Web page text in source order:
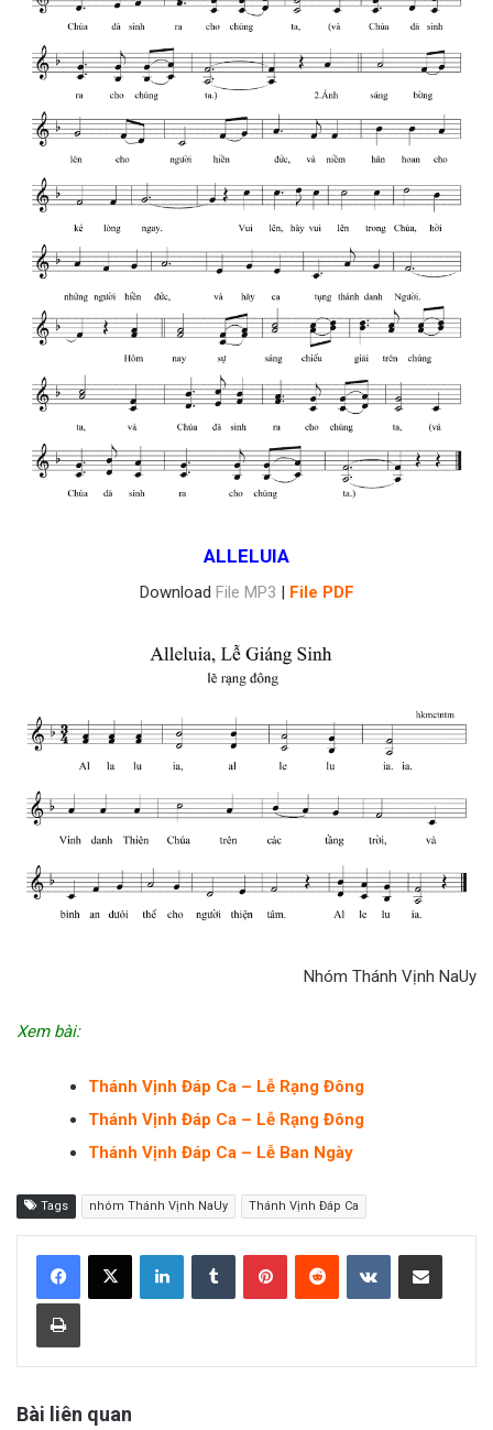
ALLELUIA
Download File MP3 | File PDF
Nhóm Thánh Vịnh NaUy
Xem bài:
Thánh Vịnh Đáp Ca – Lễ Rạng Đông
Thánh Vịnh Đáp Ca – Lễ Rạng Đông
Thánh Vịnh Đáp Ca – Lễ Ban Ngày
Tags nhóm Thánh Vịnh NaUy Thánh Vịnh Đáp Ca
Bài liên quan